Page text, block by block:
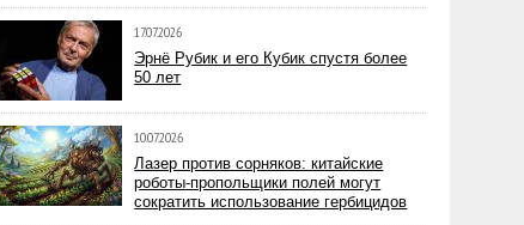
17.07.2026
Эрнё Рубик и его Кубик спустя более
50 лет
10.07.2026
Лазер против сорняков: китайские
роботы-пропольщики полей могут
сократить использование гербицидов